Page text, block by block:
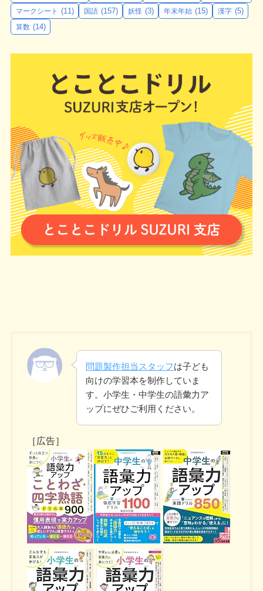
マークシート (11) 国語 (157) 妖怪 (3) 年末年始 (15) 漢字 (5)
算数 (14)
問題製作担当スタッフは子ども
向けの学習本を制作していま
す。小学生・中学生の語彙力ア
ップにぜひご利用ください。
［広告］